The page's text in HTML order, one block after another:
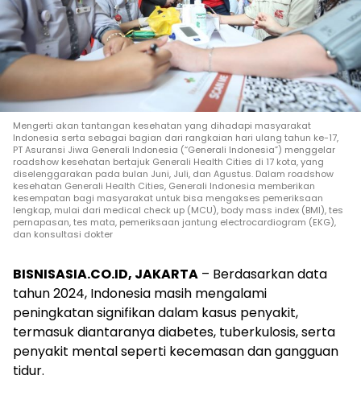
Mengerti akan tantangan kesehatan yang dihadapi masyarakat
Indonesia serta sebagai bagian dari rangkaian hari ulang tahun ke-17,
PT Asuransi Jiwa Generali Indonesia (“Generali Indonesia”) menggelar
roadshow kesehatan bertajuk Generali Health Cities di 17 kota, yang
diselenggarakan pada bulan Juni, Juli, dan Agustus. Dalam roadshow
kesehatan Generali Health Cities, Generali Indonesia memberikan
kesempatan bagi masyarakat untuk bisa mengakses pemeriksaan
lengkap, mulai dari medical check up (MCU), body mass index (BMI), tes
pernapasan, tes mata, pemeriksaan jantung electrocardiogram (EKG),
dan konsultasi dokter
BISNISASIA.CO.ID, JAKARTA – Berdasarkan data
tahun 2024, Indonesia masih mengalami
peningkatan signifikan dalam kasus penyakit,
termasuk diantaranya diabetes, tuberkulosis, serta
penyakit mental seperti kecemasan dan gangguan
tidur.